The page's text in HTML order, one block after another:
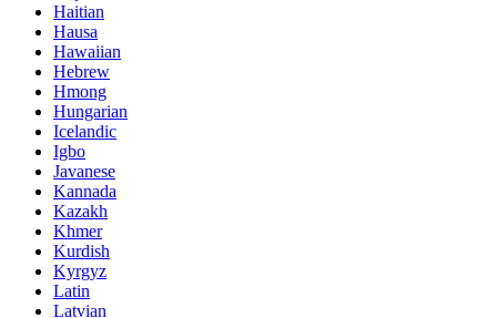
Haitian
Hausa
Hawaiian
Hebrew
Hmong
Hungarian
Icelandic
Igbo
Javanese
Kannada
Kazakh
Khmer
Kurdish
Kyrgyz
Latin
Latvian